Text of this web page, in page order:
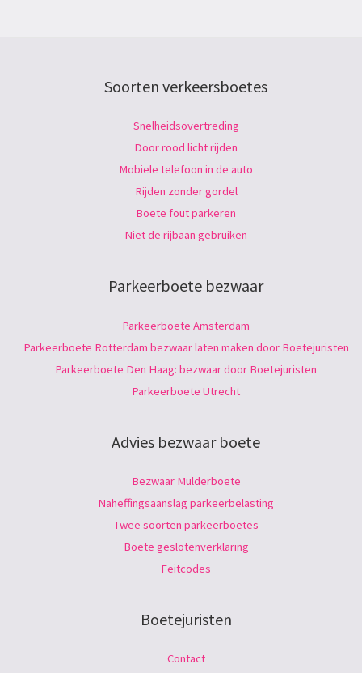
Soorten verkeersboetes
Snelheidsovertreding
Door rood licht rijden
Mobiele telefoon in de auto
Rijden zonder gordel
Boete fout parkeren
Niet de rijbaan gebruiken
Parkeerboete bezwaar
Parkeerboete Amsterdam
Parkeerboete Rotterdam bezwaar laten maken door Boetejuristen
Parkeerboete Den Haag: bezwaar door Boetejuristen
Parkeerboete Utrecht
Advies bezwaar boete
Bezwaar Mulderboete
Naheffingsaanslag parkeerbelasting
Twee soorten parkeerboetes
Boete geslotenverklaring
Feitcodes
Boetejuristen
Contact